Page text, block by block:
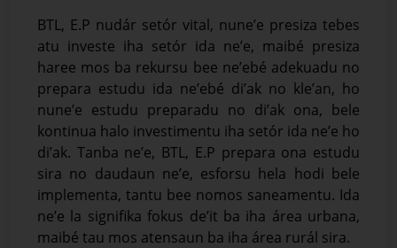
BTL, E.P nudár setór vital, nune’e presiza tebes
atu investe iha setór ida ne’e, maibé presiza
haree mos ba rekursu bee ne’ebé adekuadu no
prepara estudu ida ne’ebé di’ak no kle’an, ho
nune’e estudu preparadu no di’ak ona, bele
kontinua halo investimentu iha setór ida ne’e ho
di’ak. Tanba ne’e, BTL, E.P prepara ona estudu
sira no daudaun ne’e, esforsu hela hodi bele
implementa, tantu bee nomos saneamentu. Ida
ne’e la signifika fokus de’it ba iha área urbana,
maibé tau mos atensaun ba iha área rurál sira.